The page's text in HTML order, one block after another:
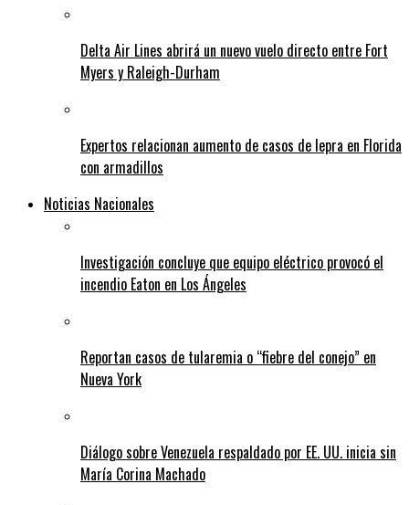
Delta Air Lines abrirá un nuevo vuelo directo entre Fort
Myers y Raleigh-Durham
Expertos relacionan aumento de casos de lepra en Florida
con armadillos
Noticias Nacionales
Investigación concluye que equipo eléctrico provocó el
incendio Eaton en Los Ángeles
Reportan casos de tularemia o “fiebre del conejo” en
Nueva York
Diálogo sobre Venezuela respaldado por EE. UU. inicia sin
María Corina Machado